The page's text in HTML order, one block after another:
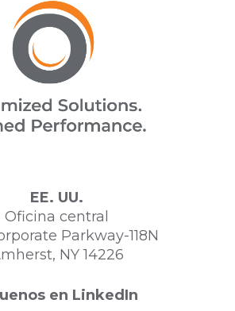
EE. UU.
Oficina central
Parkway-118N
NY 14226
en LinkedIn